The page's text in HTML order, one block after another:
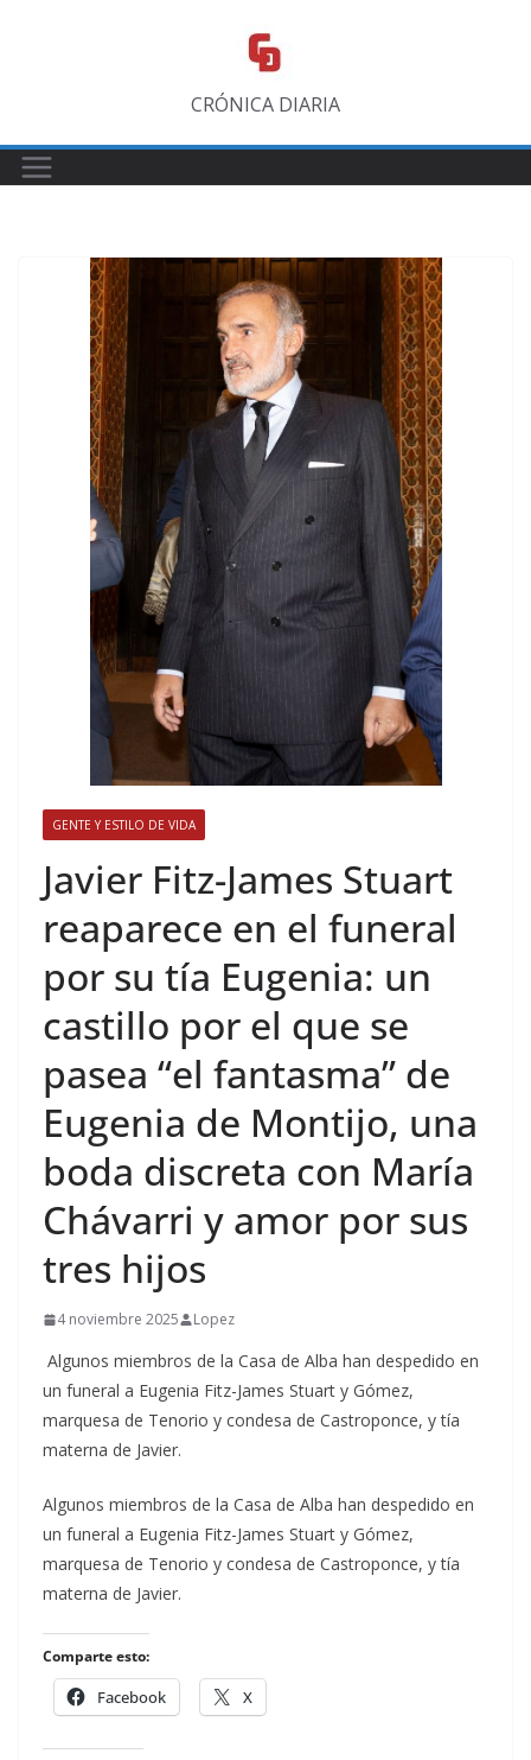
CRÓNICA DIARIA
GENTE Y ESTILO DE VIDA
​Javier Fitz-James Stuart
reaparece en el funeral
por su tía Eugenia: un
castillo por el que se
pasea “el fantasma” de
Eugenia de Montijo, una
boda discreta con María
Chávarri y amor por sus
tres hijos
4 noviembre 2025 Lopez
Algunos miembros de la Casa de Alba han despedido en
un funeral a Eugenia Fitz-James Stuart y Gómez,
marquesa de Tenorio y condesa de Castroponce, y tía
materna de Javier.
​Algunos miembros de la Casa de Alba han despedido en
un funeral a Eugenia Fitz-James Stuart y Gómez,
marquesa de Tenorio y condesa de Castroponce, y tía
materna de Javier.
Comparte esto:
Facebook X